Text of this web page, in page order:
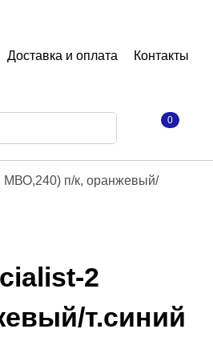
Доставка и оплата Контакты
0
МВО,240) п/к, оранжевый/
2
т.синий